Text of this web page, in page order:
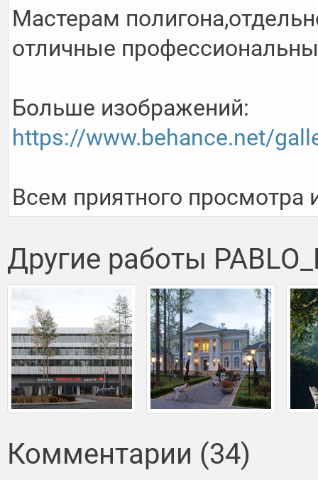
Мастерам
отличные
https://www.behance.net/
Всем приятного просмотра
Другие работы
Комментарии (34)